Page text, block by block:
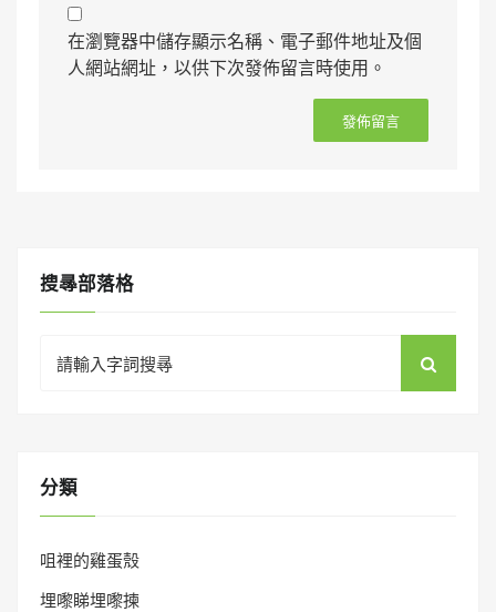
在瀏覽器中儲存顯示名稱、電子郵件地址及個
人網站網址，以供下次發佈留言時使用。
搜㝷部落格
for:
分類
咀裡的雞蛋殼
埋嚟睇埋嚟揀